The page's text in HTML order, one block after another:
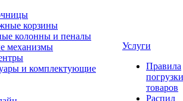
корзины
колонны и пеналы
механизмы
и комплектующие
Услуги
Правила
погрузки
товаров
Распил